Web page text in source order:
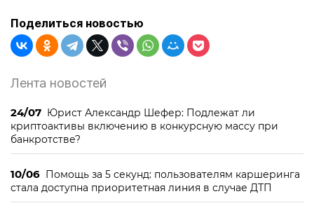
Поделиться новостью
Лента новостей
24/07 Юрист Александр Шефер: Подлежат ли
криптоактивы включению в конкурсную массу при
банкротстве?
10/06 Помощь за 5 секунд: пользователям каршеринга
стала доступна приоритетная линия в случае ДТП